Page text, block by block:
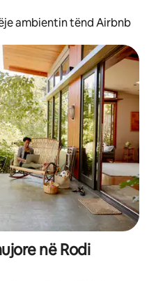
ambientin tënd Airbnb
në Rodi